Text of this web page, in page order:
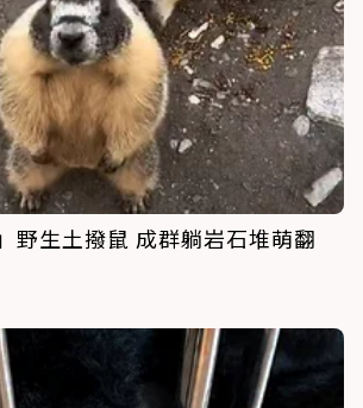
野生土撥鼠 成群躺岩石堆萌翻